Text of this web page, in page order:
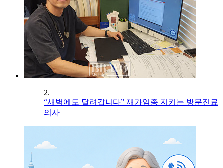
2.
“새벽에도 달려갑니다” 재가임종 지키는 방문진료
의사